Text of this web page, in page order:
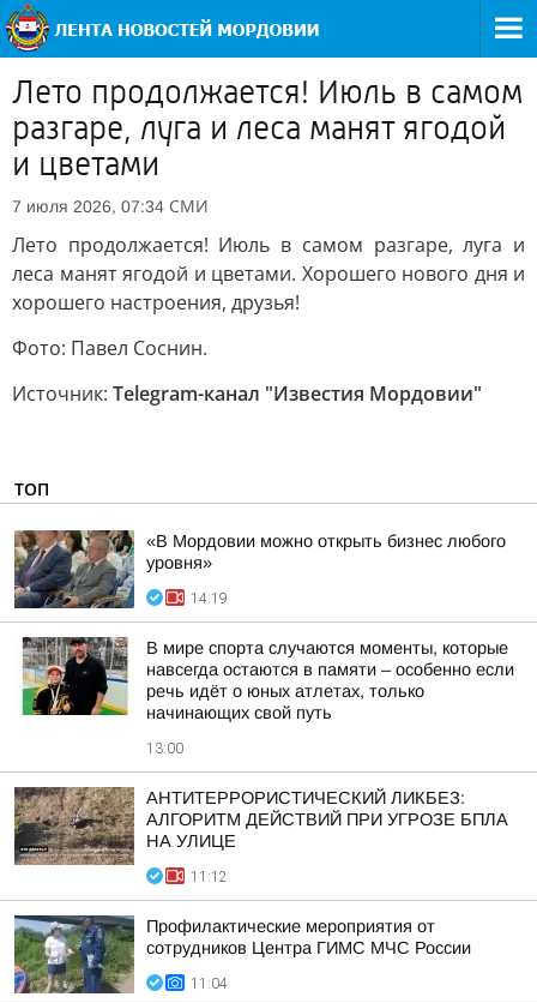
Лето продолжается! Июль в самом
разгаре, луга и леса манят ягодой
и цветами
7 июля 2026, 07:34 СМИ
Лето продолжается! Июль в самом разгаре, луга и
леса манят ягодой и цветами. Хорошего нового дня и
хорошего настроения, друзья!
Фото: Павел Соснин.
Источник: Telegram-канал "Известия Мордовии"
ТОП
«В Мордовии можно открыть бизнес любого
уровня»
14:19
В мире спорта случаются моменты, которые
навсегда остаются в памяти – особенно если
речь идёт о юных атлетах, только
начинающих свой путь
13:00
АНТИТЕРРОРИСТИЧЕСКИЙ ЛИКБЕЗ:
АЛГОРИТМ ДЕЙСТВИЙ ПРИ УГРОЗЕ БПЛА
НА УЛИЦЕ
11:12
Профилактические мероприятия от
сотрудников Центра ГИМС МЧС России
11:04